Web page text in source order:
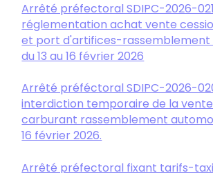
Arrêté préfectoral SDIPC-2026-
réglementation achat vente
et port d'artifices-rassemblement
du 13 au 16 février 2026
Arrêté préféctoral SDIPC-2026-
interdiction temporaire de la
carburant rassemblement
16 février 2026.
Arrêté préfectoral fixant tarifs-